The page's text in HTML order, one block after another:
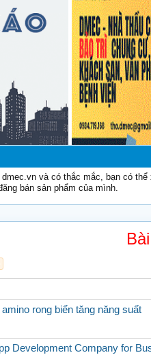
dmec.vn và có thắc mắc, bạn có
bán sản phẩm của mình.
rong biển tăng năng suất
Development Company for